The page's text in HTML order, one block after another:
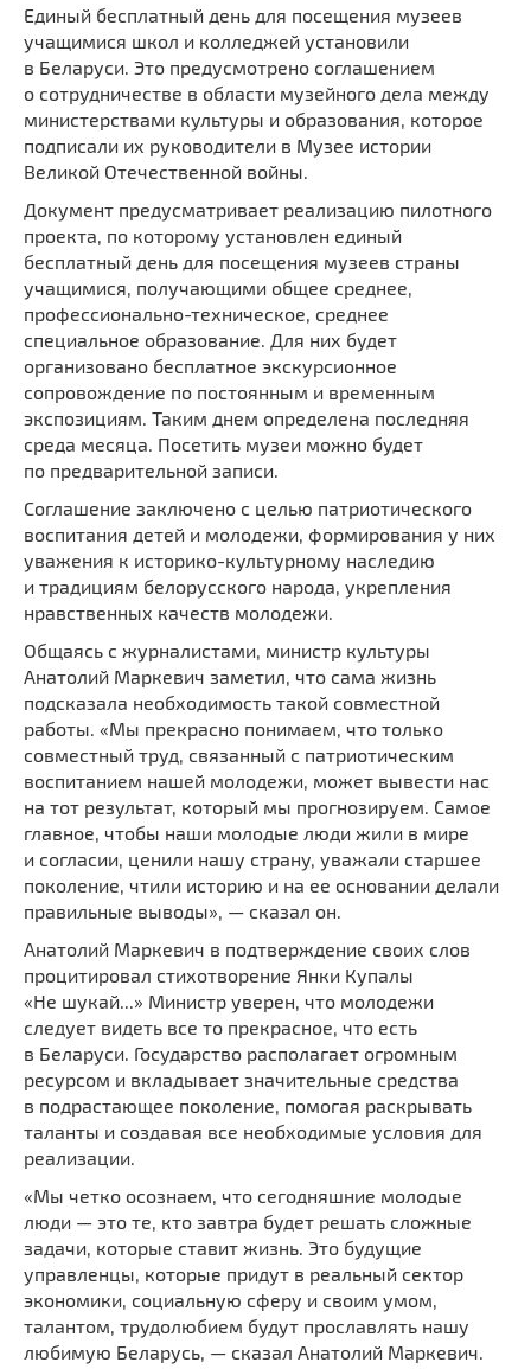
Единый бесплатный день для посещения музеев
учащимися школ и колледжей установили
в Беларуси. Это предусмотрено соглашением
о сотрудничестве в области музейного дела между
министерствами культуры и образования, которое
подписали их руководители в Музее истории
Великой Отечественной войны.
Документ предусматривает реализацию пилотного
проекта, по которому установлен единый
бесплатный день для посещения музеев страны
учащимися, получающими общее среднее,
профессионально-техническое, среднее
специальное образование. Для них будет
организовано бесплатное экскурсионное
сопровождение по постоянным и временным
экспозициям. Таким днем определена последняя
среда месяца. Посетить музеи можно будет
по предварительной записи.
Соглашение заключено с целью патриотического
воспитания детей и молодежи, формирования у них
уважения к историко-культурному наследию
и традициям белорусского народа, укрепления
нравственных качеств молодежи.
Общаясь с журналистами, министр культуры
Анатолий Маркевич заметил, что сама жизнь
подсказала необходимость такой совместной
работы. «Мы прекрасно понимаем, что только
совместный труд, связанный с патриотическим
воспитанием нашей молодежи, может вывести нас
на тот результат, который мы прогнозируем. Самое
главное, чтобы наши молодые люди жили в мире
и согласии, ценили нашу страну, уважали старшее
поколение, чтили историю и на ее основании делали
правильные выводы», — сказал он.
Анатолий Маркевич в подтверждение своих слов
процитировал стихотворение Янки Купалы
«Не шукай...» Министр уверен, что молодежи
следует видеть все то прекрасное, что есть
в Беларуси. Государство располагает огромным
ресурсом и вкладывает значительные средства
в подрастающее поколение, помогая раскрывать
таланты и создавая все необходимые условия для
реализации.
«Мы четко осознаем, что сегодняшние молодые
люди — это те, кто завтра будет решать сложные
задачи, которые ставит жизнь. Это будущие
управленцы, которые придут в реальный сектор
экономики, социальную сферу и своим умом,
талантом, трудолюбием будут прославлять нашу
любимую Беларусь, — сказал Анатолий Маркевич.